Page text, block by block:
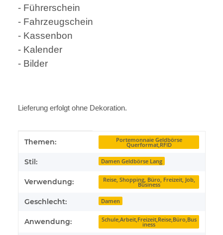
- Führerschein
- Fahrzeugschein
- Kassenbon
- Kalender
- Bilder
Lieferung erfolgt ohne Dekoration.
Produkteigenschaft
Wert
Themen: Portemonnaie Geldbörse
Querformat,RFID
Stil: Damen Geldbörse Lang
Verwendung: Reise, Shopping, Büro, Freizeit, Job,
Business
Geschlecht: Damen
Anwendung: Schule,Arbeit,Freizeit,Reise,Büro,Bus
iness